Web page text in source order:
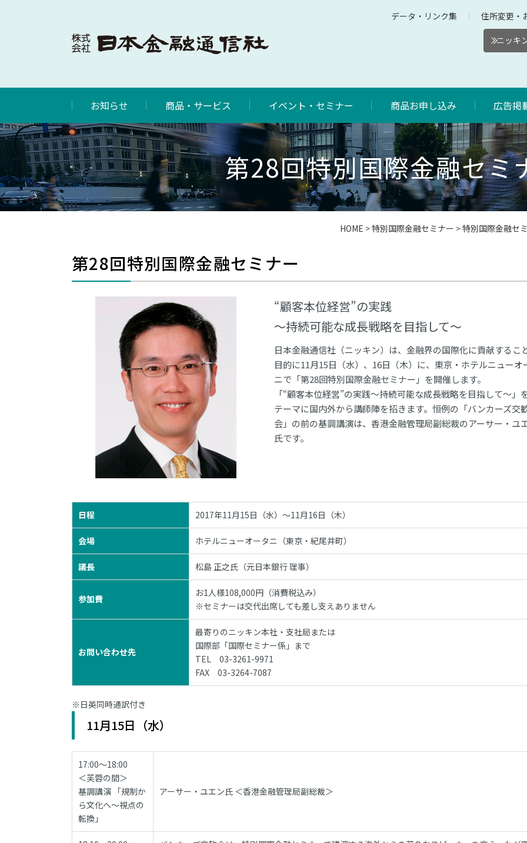
データ・リンク集 住所変更・
ニッキ
お知らせ 商品・サービス イベント・セミナー 商品お申し込み 広告掲
第28回特別国際金融セミ
HOME >特別国際金融セミナー >特別国際金融セ
第28回特別国際金融セミナー
“顧客本位経営”の実践
～持続可能な成長戦略を目指して～
日本金融通信社（ニッキン）は、金融界の国際化に貢献するこ
目的に11月15日（水）、16日（木）に、東京・ホテルニューオ
ニで「第28回特別国際金融セミナー」を開催します。
「“顧客本位経営”の実践～持続可能な成長戦略を目指して～」
テーマに国内外から講師陣を招きます。恒例の「バンカーズ交
会」の前の基調講演は、香港金融管理局副総裁のアーサー・ユ
氏です。
日程 2017年11月15日（水）～11月16日（木）
会場 ホテルニューオータニ（東京・紀尾井町）
議長 松島 正之氏（元日本銀行 理事）
参加費
お1人様108,000円（消費税込み）
※セミナーは交代出席しても差し支えありません
お問い合わせ先
最寄りのニッキン本社・支社局または
国際部「国際セミナー係」まで
TEL 03-3261-9971
FAX 03-3264-7087
※日英同時通訳付き
11月15日（水）
17:00～18:00
＜芙蓉の間＞
基調講演 「規制か
ら文化へ～視点の
転換」
アーサー・ユエン氏 ＜香港金融管理局副総裁＞